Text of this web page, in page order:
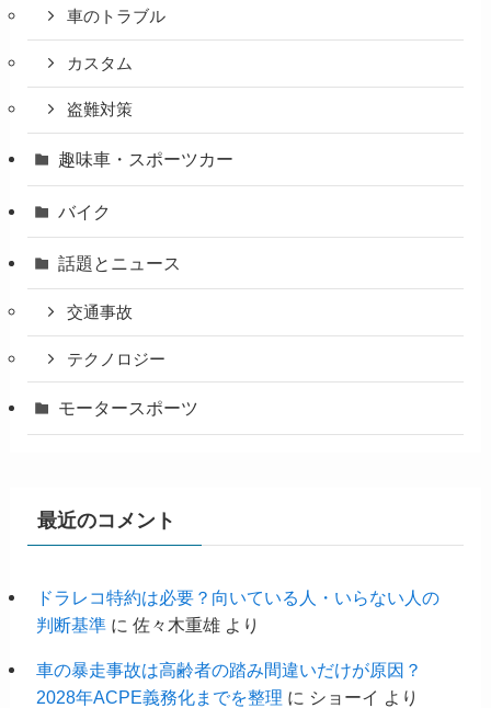
車のトラブル
カスタム
盗難対策
趣味車・スポーツカー
バイク
話題とニュース
交通事故
テクノロジー
モータースポーツ
最近のコメント
ドラレコ特約は必要？向いている人・いらない人の
判断基準に 佐々木重雄より
車の暴走事故は高齢者の踏み間違いだけが原因？
2028年ACPE義務化までを整理 に ショーイ より